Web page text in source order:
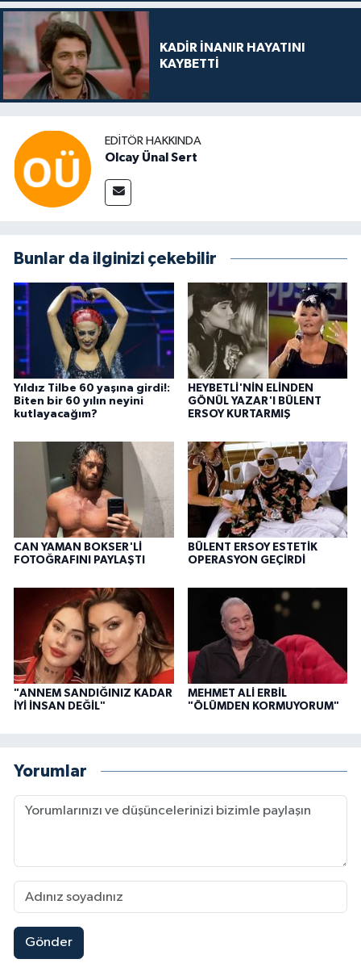
KADİR İNANIR HAYATINI
KAYBETTİ
EDITÖR HAKKINDA
Olcay Ünal Sert
Bunlar da ilginizi çekebilir
Yıldız Tilbe 60 yaşına girdi!:
Biten bir 60 yılın neyini
kutlayacağım?
HEYBETLİ'NİN ELİNDEN
GÖNÜL YAZAR'I BÜLENT
ERSOY KURTARMIŞ
CAN YAMAN BOKSER'Lİ
FOTOĞRAFINI PAYLAŞTI
BÜLENT ERSOY ESTETİK
OPERASYON GEÇİRDİ
"ANNEM SANDIĞINIZ KADAR
İYİ İNSAN DEĞİL"
MEHMET ALİ ERBİL
"ÖLÜMDEN KORMUYORUM"
Yorumlar
Gönder